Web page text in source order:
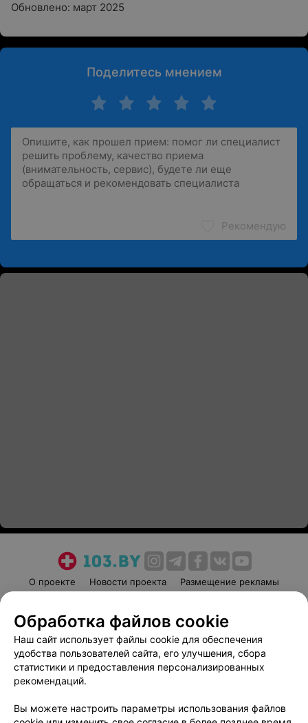
Обновлено: март 2025
Поделитесь мнением
Рекомендую
О проекте Новости проекта
Размещение рекламы
Пользовательское соглашение
Способы оплаты
Вакансии
Партнеры
Написать руководителю 103.by
Обработка персональных данных
Обработка файлов cookie
Наш сайт использует файлы cookie для обеспечения
удобства пользователей сайта, его улучшения, сбора
статистики и предоставления персонализированных
рекомендаций.
Вы можете настроить параметры использования файлов